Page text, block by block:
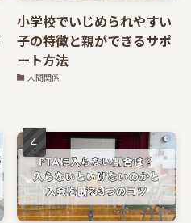
小学校でいじめられやすい
子の特徴と親ができるサポ
ート方法
人間関係